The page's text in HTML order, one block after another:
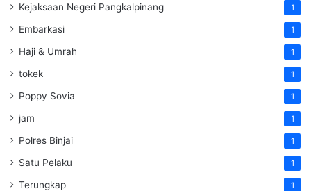
Kejaksaan Negeri Pangkalpinang 1
Embarkasi 1
Haji & Umrah 1
tokek 1
Poppy Sovia 1
jam 1
Polres Binjai 1
Satu Pelaku 1
Terungkap 1